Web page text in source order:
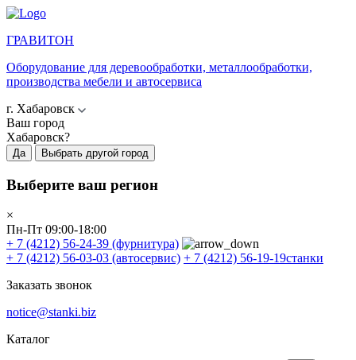
ГРАВИТОН
Оборудование для деревообработки, металлообработки,
производства мебели и автосервиса
г. Хабаровск
Ваш город
Хабаровск?
Да Выбрать другой город
Выберите ваш регион
×
Пн-Пт 09:00-18:00
+ 7 (4212) 56-24-39 (фурнитура)
+ 7 (4212) 56-03-03 (автосервис) + 7 (4212) 56-19-19станки
Заказать звонок
notice@stanki.biz
Каталог